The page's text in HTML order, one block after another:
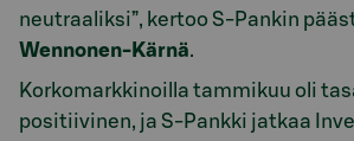
neutraaliksi”, kertoo S-Pankin
Wennonen-Kärnä.
Korkomarkkinoilla tammikuu oli
positiivinen, ja S-Pankki jatkaa